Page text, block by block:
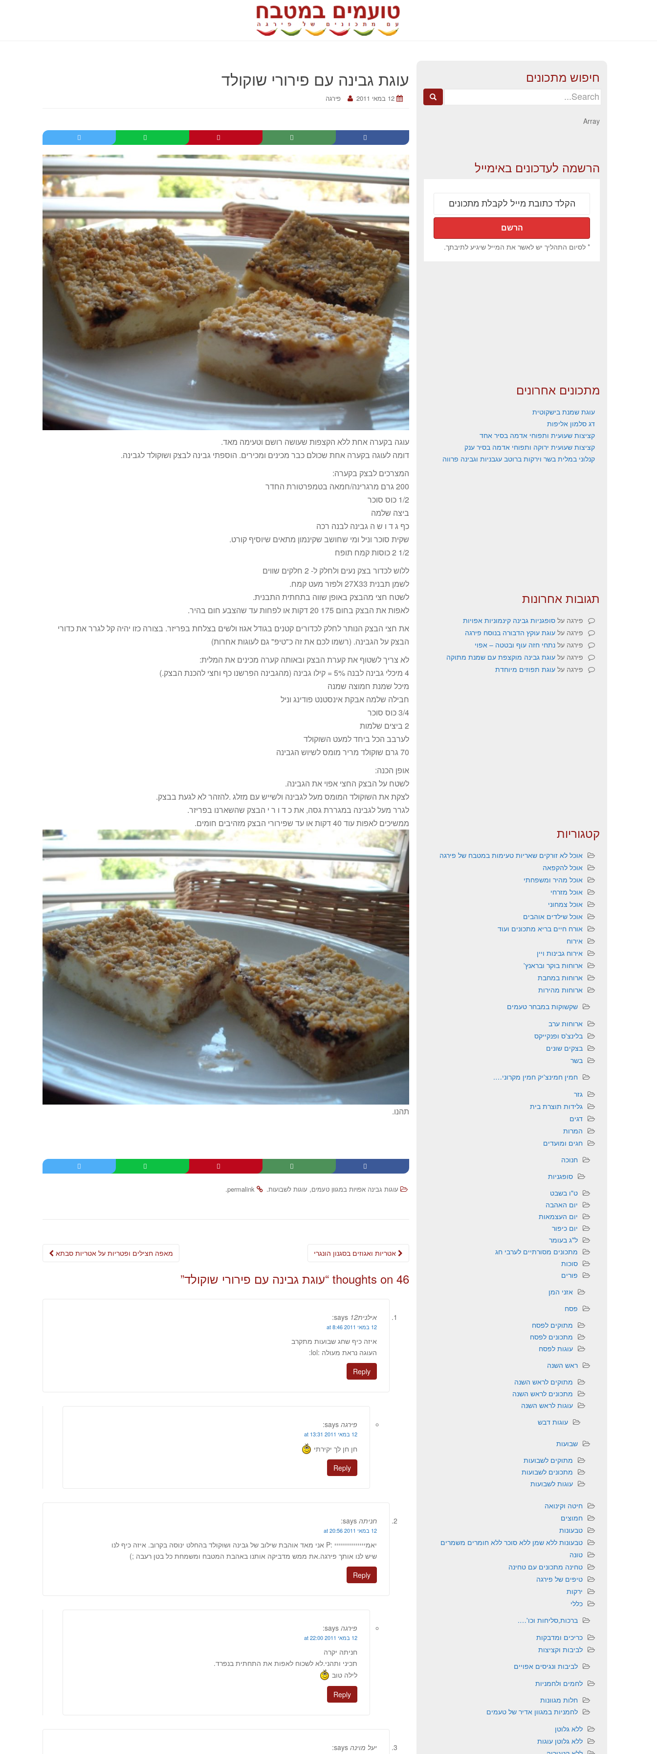
עוגת גבינה עם פירורי שוקולד
12 במאי 2011 פירגה
עוגה בקערה אחת ללא הקצפות שעושה רושם וטעימה מאד.
דומה לעוגה בקערה אחת שכולם כבר מכינים ומכירים. הוספתי גבינה לבצק ושוקולד לגבינה.
המצרכים לבצק בקערה:
200 גרם מרגרינה/חמאה בטמפרטורת החדר
1/2 כוס סוכר
ביצה שלמה
כף ג ד ו ש ה גבינה לבנה רכה
שקית סוכר וניל ומי שחושב שקינמון מתאים שיוסיף קורט.
1/2 2 כוסות קמח תופח
ללוש לכדור בצק נעים ולחלק ל- 2 חלקים שווים
לשמן תבנית 27X33 ולפזר מעט קמח.
לשטח חצי מהבצק באופן שווה בתחתית התבנית.
לאפות את הבצק בחום 175 20 דקות או לפחות עד שהצבע חום בהיר.
את חצי הבצק הנותר לחלק לכדורים קטנים בגודל אגוז ולשים בצלחת בפריזר. בצורה כזו יהיה קל לגרר את כדורי
הבצק על הגבינה. (רשמו לכם את זה כ"טיפ" גם לעוגות אחרות)
לא צריך לשטוף את קערת הבצק ובאותה קערה מכינים את המלית:
4 מיכלי גבינה לבנה 5% = קילו גבינה (מהגבינה הפרשנו כף וחצי להכנת הבצק.)
מיכל שמנת חמוצה שמנה
חבילה שלמה אבקת אינסטנט פודינג וניל
3/4 כוס סוכר
2 ביצים שלמות
לערבב הכל ביחד למעט השוקולד
70 גרם שוקולד מריר מומס לשיוש הגבינה
אופן הכנה:
לשטח על הבצק החצי אפוי את הגבינה.
לצקת את השוקולד המומס מעל לגבינה ולשייש עם מזלג .להזהר לא לגעת בבצק.
לגרר מעל לגבינה במגררת גסה, את כ ד ו ר י הבצק שהשארנו בפריזר.
ממשיכים לאפות עוד 40 דקות או עד שפירורי הבצק מזהיבים חומים.
תהנו.
עוגות גבינה אפויות במגוון טעמים, עוגות לשבועות.
permalink
.
Post
מאפה חצילים ופטריות על אטריות סבתא
46 thoughts on “ עוגת גבינה עם פירורי שוקולד”
אילנית12 says:
12 במאי 2011 at 8:46
איזה כיף שחג שבועות מתקרב
העוגה נראת מעולה :lol:
Reply
פירגה says:
12 במאי 2011 at 13:31
חן חן לך יקירתי
Reply
חניתה says:
12 במאי 2011 at 20:56
יאמיייייייייייייייי :P אני מאד אוהבת שילוב של גבינה ושוקולד בהחלט ינוסה בקרוב. איזה כיף לנו
שיש לנו אותך פירגה.את ממש מדביקה אותנו באהבת המטבח ומשמחת כל בטן רעבה ;)
Reply
פירגה says:
12 במאי 2011 at 22:00
חניתה יקרה
תכיני ותהני.לא לשכוח לאפות את התחתית בנפרד.
לילה טוב
Reply
יעל מוינה says:
חיפוש מתכונים
Search
Array
הרשמה לעדכונים באימייל
* לסיום התהליך יש לאשר את המייל שיגיע לתיבתך.
מתכונים אחרונים
עוגת שמנת בישקוטית
דג סלמון אליפות
קציצות שעועית ותפוחי אדמה בסיר אחד
קציצות שעועית ירוקה ותפוחי אדמה בסיר ענק
קנלוני במלית בשר וירקות ברוטב עגבניות וגבינה פרווה
תגובות אחרונות
פירגה על סופגניות גבינה קינמוניות אפויות
פירגה על עוגת עוקץ הדבורה בנוסח פירגה
פירגה על נתחי חזה עוף ובטטה – אפוי
פירגה על עוגת גבינה מוקצפת עם שמנת מתוקה
פירגה על עוגת תפוזים מיוחדת
קטגוריות
אוכל לא זורקים שאריות טעימות במטבח של פירגה
אוכל להקפאה
אוכל מהיר ומשפחתי
אוכל מזרחי
אוכל צמחוני
אוכל שילדים אוהבים
אורח חיים בריא מתכונים ועוד
אירוח
אירוח גבינות ויין
ארוחות בוקר ובראנץ'
ארוחות במחבת
ארוחות מהירות
שקשוקות במבחר טעמים
ארוחות ערב
בלינצ'ס ופנקייקס
בצקים שונים
בשר
חמין חמינצ'יק חמין מקרוני….
גזר
גלידות תוצרת בית
דגים
המרות
חגים ומועדים
חנוכה
סופגניות
ט"ו בשבט
יום האהבה
יום העצמאות
יום כיפור
ל"ג בעומר
מתכונים מסורתיים לערבי חג
סוכות
פורים
אזני המן
פסח
מתוקים לפסח
מתכונים לפסח
עוגות לפסח
ראש השנה
מתוקים לראש השנה
מתכונים לראש השנה
עוגות לראש השנה
עוגות דבש
שבועות
מתוקים לשבועות
מתכונים לשבועות
עוגות לשבועות
חיטה וקינואה
חמוצים
טבעונות
טבעונות ללא שמן ללא סוכר ללא חומרים משמרים
טונה
טחינה מתכונים עם טחינה
טיפים של פירגה
ירקות
כללי
ברכות,סליחות וכו'….
כריכים ומדבקות
לביבות וקציצות
לביבות ונגיסים אפויים
לחמים ולחמניות
חלות מגוונות
לחמניות במגוון אדיר של טעמים
ללא גלוטן
ללא גלוטן עוגות